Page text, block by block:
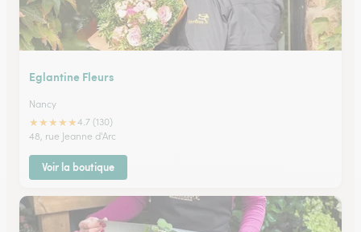
Eglantine Fleurs
Nancy
★★★★★4.7 (130)
48, rue Jeanne d'Arc
Voir la boutique